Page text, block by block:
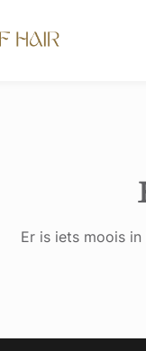
Er is iets moois